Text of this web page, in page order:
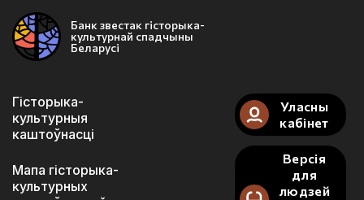
Банк звестак гісторыка-
культурнай спадчыны
Беларусі
Гісторыка-
культурныя
каштоўнасці
Мапа гісторыка-
культурных
Уласны
кабінет
Версія
для
людзей